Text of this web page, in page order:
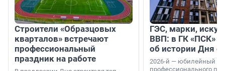
Строители «Образцовых
кварталов» встречают
профессиональный
праздник на работе
ГЭС, марки,
ВВП: в ГК «ПСК»
об истории Дня
2026-й — юбилейный
профессионального